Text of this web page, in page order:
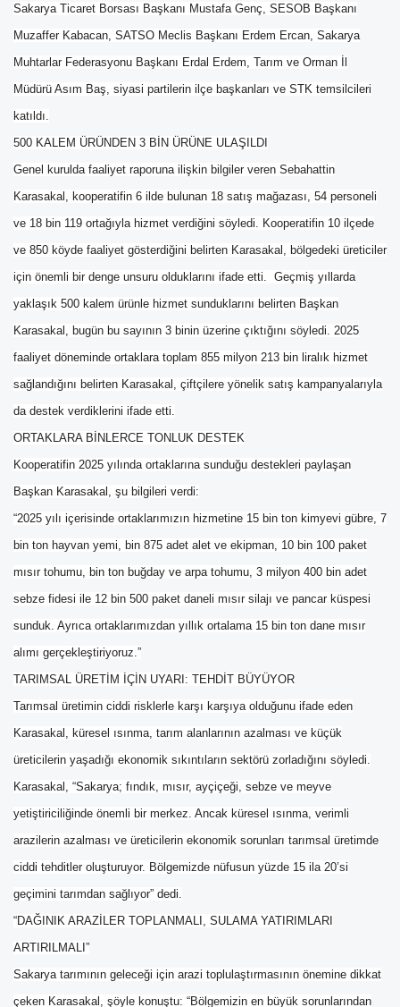
Sakarya Ticaret Borsası Başkanı Mustafa Genç, SESOB Başkanı
Muzaffer Kabacan, SATSO Meclis Başkanı Erdem Ercan, Sakarya
Muhtarlar Federasyonu Başkanı Erdal Erdem, Tarım ve Orman İl
Müdürü Asım Baş, siyasi partilerin ilçe başkanları ve STK temsilcileri
katıldı.
500 KALEM ÜRÜNDEN 3 BİN ÜRÜNE ULAŞILDI
Genel kurulda faaliyet raporuna ilişkin bilgiler veren Sebahattin
Karasakal, kooperatifin 6 ilde bulunan 18 satış mağazası, 54 personeli
ve 18 bin 119 ortağıyla hizmet verdiğini söyledi. Kooperatifin 10 ilçede
ve 850 köyde faaliyet gösterdiğini belirten Karasakal, bölgedeki üreticiler
için önemli bir denge unsuru olduklarını ifade etti. Geçmiş yıllarda
yaklaşık 500 kalem ürünle hizmet sunduklarını belirten Başkan
Karasakal, bugün bu sayının 3 binin üzerine çıktığını söyledi. 2025
faaliyet döneminde ortaklara toplam 855 milyon 213 bin liralık hizmet
sağlandığını belirten Karasakal, çiftçilere yönelik satış kampanyalarıyla
da destek verdiklerini ifade etti.
ORTAKLARA BİNLERCE TONLUK DESTEK
Kooperatifin 2025 yılında ortaklarına sunduğu destekleri paylaşan
Başkan Karasakal, şu bilgileri verdi:
“2025 yılı içerisinde ortaklarımızın hizmetine 15 bin ton kimyevi gübre, 7
bin ton hayvan yemi, bin 875 adet alet ve ekipman, 10 bin 100 paket
mısır tohumu, bin ton buğday ve arpa tohumu, 3 milyon 400 bin adet
sebze fidesi ile 12 bin 500 paket daneli mısır silajı ve pancar küspesi
sunduk. Ayrıca ortaklarımızdan yıllık ortalama 15 bin ton dane mısır
alımı gerçekleştiriyoruz.”
TARIMSAL ÜRETİM İÇİN UYARI: TEHDİT BÜYÜYOR
Tarımsal üretimin ciddi risklerle karşı karşıya olduğunu ifade eden
Karasakal, küresel ısınma, tarım alanlarının azalması ve küçük
üreticilerin yaşadığı ekonomik sıkıntıların sektörü zorladığını söyledi.
Karasakal, “Sakarya; fındık, mısır, ayçiçeği, sebze ve meyve
yetiştiriciliğinde önemli bir merkez. Ancak küresel ısınma, verimli
arazilerin azalması ve üreticilerin ekonomik sorunları tarımsal üretimde
ciddi tehditler oluşturuyor. Bölgemizde nüfusun yüzde 15 ila 20’si
geçimini tarımdan sağlıyor” dedi.
“DAĞINIK ARAZİLER TOPLANMALI, SULAMA YATIRIMLARI
ARTIRILMALI”
Sakarya tarımının geleceği için arazi toplulaştırmasının önemine dikkat
çeken Karasakal, şöyle konuştu: “Bölgemizin en büyük sorunlarından